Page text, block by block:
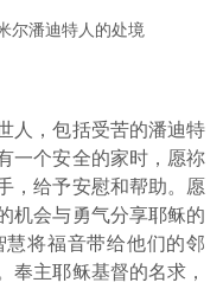
尔潘迪特人的处境
人，包括受苦的潘迪特
一个安全的家时，愿祢
，给予安慰和帮助。愿
机会与勇气分享耶稣的
将福音带给他们的邻
奉主耶稣基督的名求，